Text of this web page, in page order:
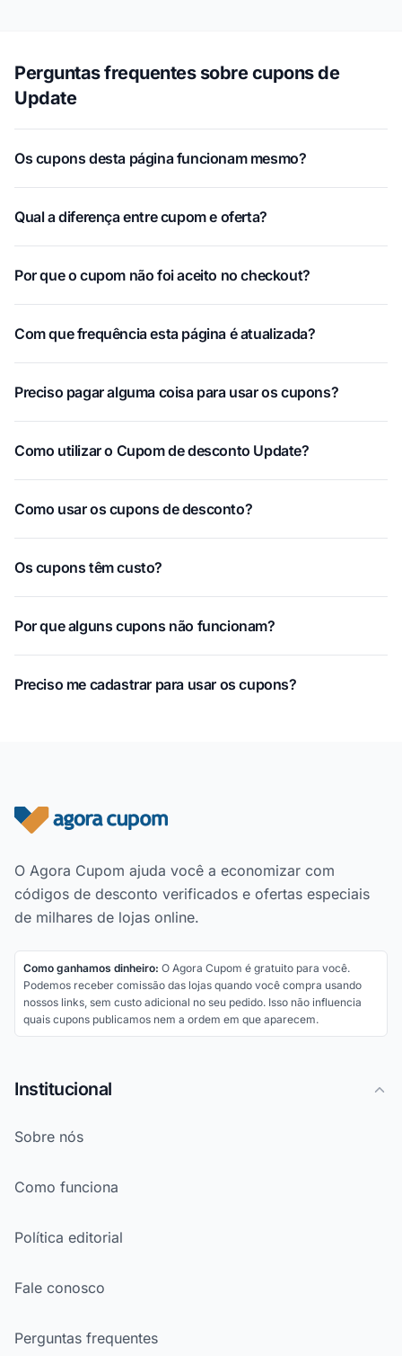
Perguntas frequentes sobre cupons de
Update
Os cupons desta página funcionam mesmo?
Qual a diferença entre cupom e oferta?
Por que o cupom não foi aceito no checkout?
Com que frequência esta página é atualizada?
Preciso pagar alguma coisa para usar os cupons?
Como utilizar o Cupom de desconto Update?
Como usar os cupons de desconto?
Os cupons têm custo?
Por que alguns cupons não funcionam?
Preciso me cadastrar para usar os cupons?
Rodapé do site
O Agora Cupom ajuda você a economizar com
códigos de desconto verificados e ofertas especiais
de milhares de lojas online.
Como ganhamos dinheiro: O Agora Cupom é gratuito para você.
Podemos receber comissão das lojas quando você compra usando
nossos links, sem custo adicional no seu pedido. Isso não influencia
quais cupons publicamos nem a ordem em que aparecem.
Institucional
Sobre nós
Como funciona
Política editorial
Fale conosco
Perguntas frequentes